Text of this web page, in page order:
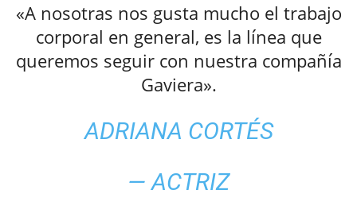
«A nosotras nos gusta mucho el trabajo
corporal en general, es la línea que
queremos seguir con nuestra compañía
Gaviera».
ADRIANA CORTÉS
— ACTRIZ